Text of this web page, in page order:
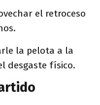
el retroceso
la pelota a la
desgaste físico.